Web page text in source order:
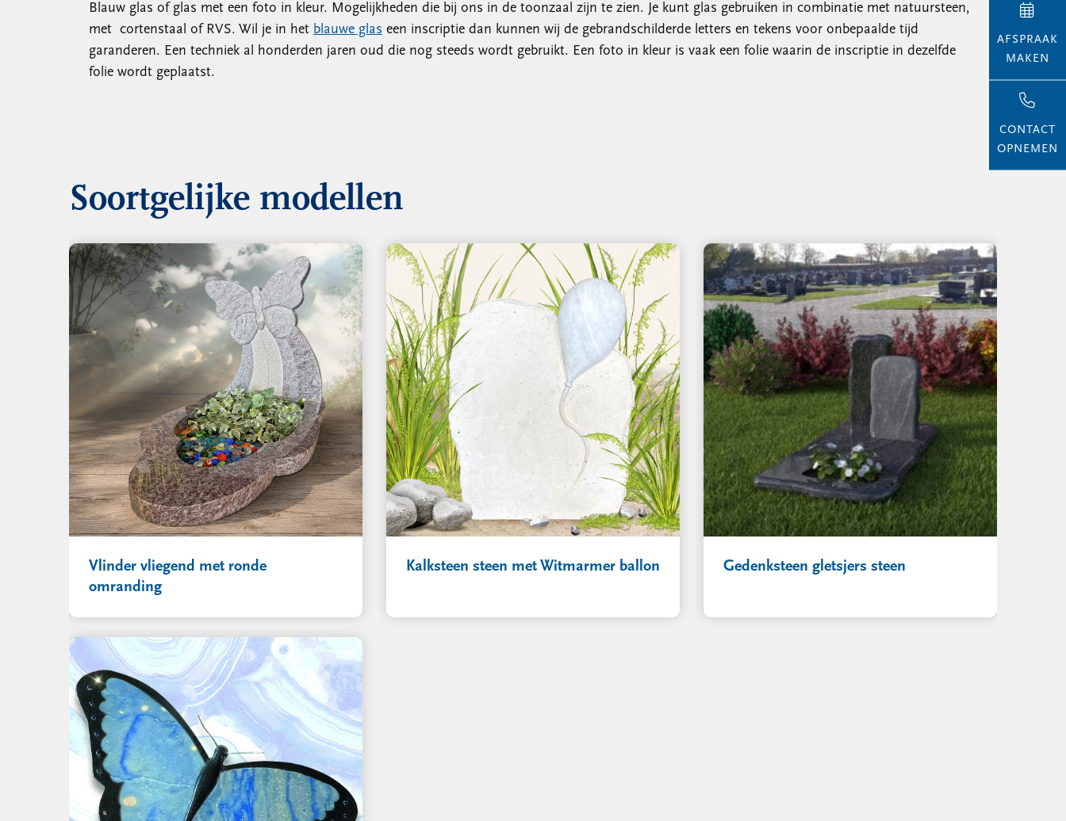
Blauw glas of glas met een foto in kleur. Mogelijkheden die bij ons in de toonzaal zijn te zien. Je kunt glas gebruiken in combinatie met natuursteen,
met cortenstaal of RVS. Wil je in het blauwe glas een inscriptie dan kunnen wij de gebrandschilderde letters en tekens voor onbepaalde tijd
garanderen. Een techniek al honderden jaren oud die nog steeds wordt gebruikt. Een foto in kleur is vaak een folie waarin de inscriptie in dezelfde
folie wordt geplaatst.
Soortgelijke modellen
Vlinder vliegend met ronde
omranding
Kalksteen steen met Witmarmer ballon Gedenksteen gletsjers steen
AFSPRAAK
MAKEN
CONTACT
OPNEMEN